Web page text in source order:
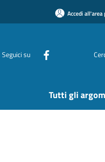
Accedi all'area
Seguici su
Tutti gli